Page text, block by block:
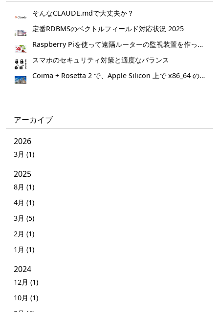
そんなCLAUDE.mdで大丈夫か？
定番RDBMSのベクトルフィールド対応状況 2025
Raspberry Piを使って遠隔ルーターの監視装置を作ってみた。
スマホのセキュリティ対策と適度なバランス
Coima + Rosetta 2 で、Apple Silicon 上で x86_64 の Docker イメージをビルドする (Docker desktop やめる)
アーカイブ
2026
3月 (1)
2025
8月 (1)
4月 (1)
3月 (5)
2月 (1)
1月 (1)
2024
12月 (1)
10月 (1)